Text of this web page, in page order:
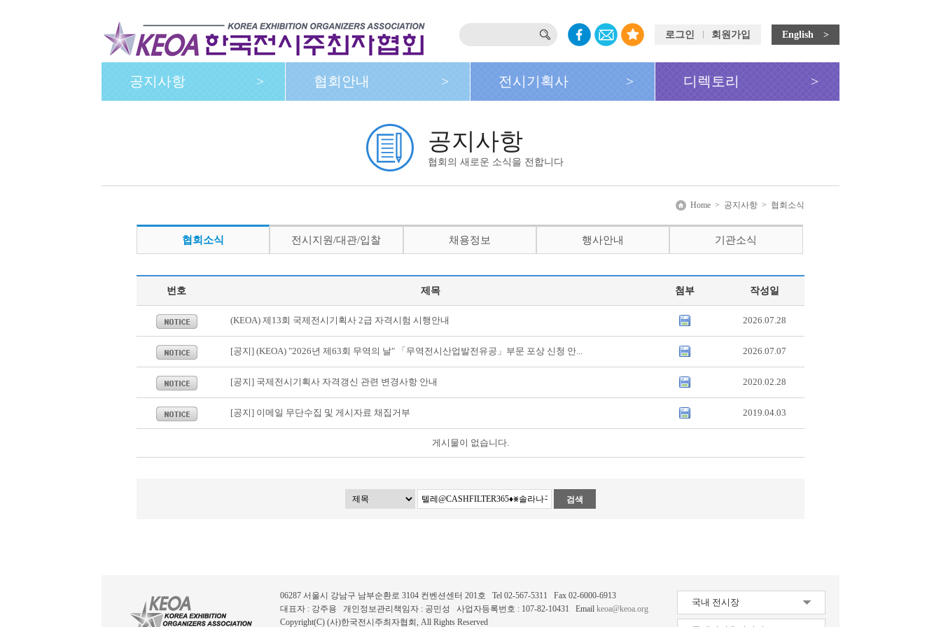
English >
로그인 회원가입
공지사항 > 협회안내 > 전시기획사 > 디렉토리 >
공지사항
협회의 새로운 소식을 전합니다
Home > 공지사항 > 협회소식
협회소식 전시지원/대관/입찰 채용정보 행사안내 기관소식
번호 제목 첨부 작성일
(KEOA) 제13회 국제전시기획사 2급 자격시험 시행안내 2026.07.28
[공지] (KEOA) "2026년 제63회 무역의 날" 「무역전시산업발전유공」부문 포상 신청 안... 2026.07.07
[공지] 국제전시기획사 자격갱신 관련 변경사항 안내 2020.02.28
[공지] 이메일 무단수집 및 게시자료 채집거부 2019.04.03
게시물이 없습니다.
검색
06287 서울시 강남구 남부순환로 3104 컨벤션센터 201호 Tel 02-567-5311 Fax 02-6000-6913
대표자 : 강주용 개인정보관리책임자 : 공민성 사업자등록번호 : 107-82-10431 Email keoa@keoa.org
Copyright(C) (사)한국전시주최자협회, All Rights Reserved
국내 전시장